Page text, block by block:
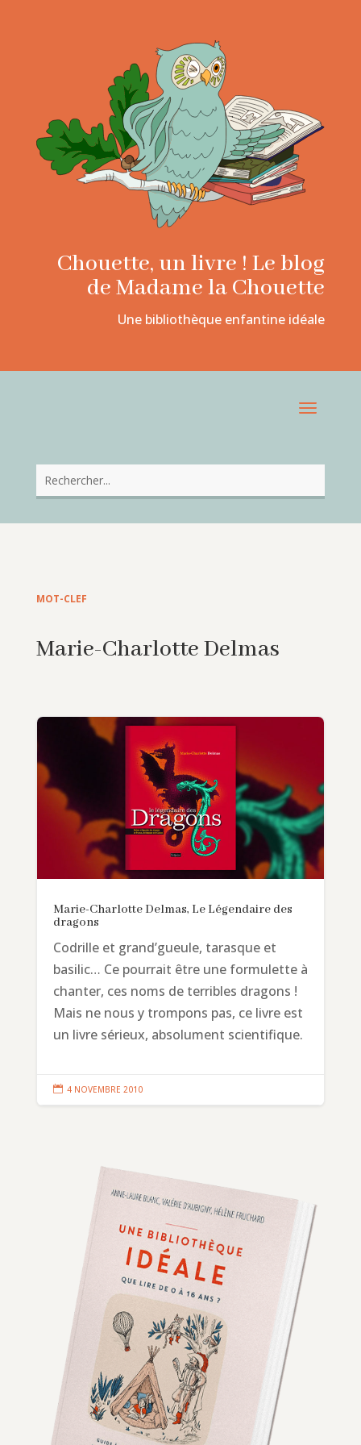
Chouette, un livre ! Le blog
de Madame la Chouette
Une bibliothèque enfantine idéale
MOT-CLEF
Marie-Charlotte Delmas
Marie-Charlotte Delmas, Le Légendaire des
dragons
Codrille et grand’gueule, tarasque et
basilic… Ce pourrait être une formulette à
chanter, ces noms de terribles dragons !
Mais ne nous y trompons pas, ce livre est
un livre sérieux, absolument scientifique.
 4 NOVEMBRE 2010